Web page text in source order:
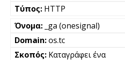
HTTP
_ga (onesignal)
os.tc
Καταγράφει ένα